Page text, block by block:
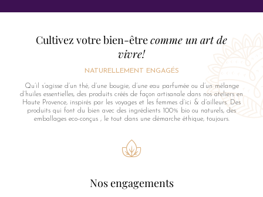
Cultivez votre bien-êtrecomme un art de
vivre!
NATURELLEMENT ENGAGÉS
Qu’il s’agisse d’un thé, d’une bougie, d’une eau parfumée ou d’un mélange
d’huiles essentielles, des produits créés de façon artisanale dans nos ateliers en
Haute Provence, inspirés par les voyages et les femmes d’ici & d’ailleurs. Des
produits qui font du bien avec des ingrédients 100% bio ou naturels, des
emballages eco-conçus , le tout dans une démarche éthique, toujours.
Nos engagements